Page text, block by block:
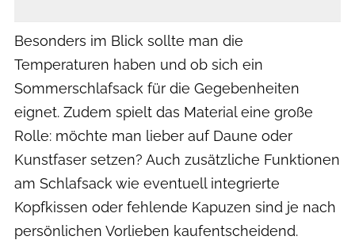
Besonders im Blick sollte man die
Temperaturen haben und ob sich ein
Sommerschlafsack für die Gegebenheiten
eignet. Zudem spielt das Material eine große
Rolle: möchte man lieber auf Daune oder
Kunstfaser setzen? Auch zusätzliche Funktionen
am Schlafsack wie eventuell integrierte
Kopfkissen oder fehlende Kapuzen sind je nach
persönlichen Vorlieben kaufentscheidend.